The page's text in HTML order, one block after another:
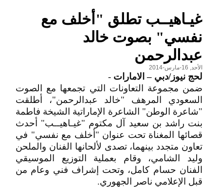
غيـاهيــب تطلق "أخلف مع
نفسي" بصوت خالد
عبدالرحمن
الأحد, 16-مارس-2014
لحج نيوز/دبي – الامارات -
ضمن مجموعة التعاونات التي تجمعها مع الصوت
السعودي المرهف "خالد عبدالرحمن"، أطلقت
"شاعرة الوطن" الشاعرة الإماراتية الشيخة فاطمة
بنت راشد بن سعيد آل مكتوم "غيـاهيــب" أحدث
قصائها المغناة تحت عنوان "أخلف مع نفسي" في
تعاون متجدد بينهما، تصدى لألحانها الفنان والملحن
وليد الشامي، وقام بعملية التوزيع الموسيقي
الفنان حسام كامل، وتحت إشراف فني وعام من
قبل الإعلامي ناصر الجهوري.